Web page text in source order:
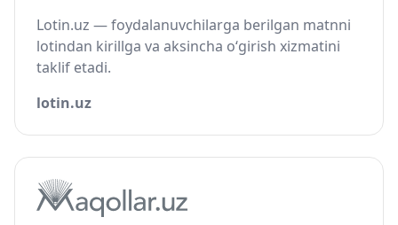
Lotin.uz — foydalanuvchilarga berilgan matnni
lotindan kirillga va aksincha o‘girish xizmatini
taklif etadi.
lotin.uz